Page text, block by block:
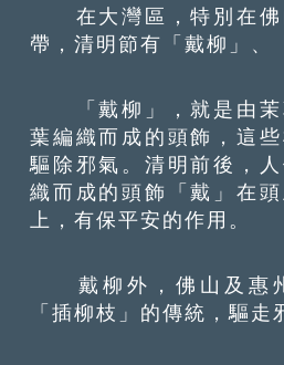
在大灣區，特別在佛
帶，清明節有「戴柳」、
「戴柳」，就是由茉
葉編織而成的頭飾，這
驅除邪氣。清明前後，
織而成的頭飾「戴」在
上，有保平安的作用。
戴柳外，佛山及惠
「插柳枝」的傳統，驅走